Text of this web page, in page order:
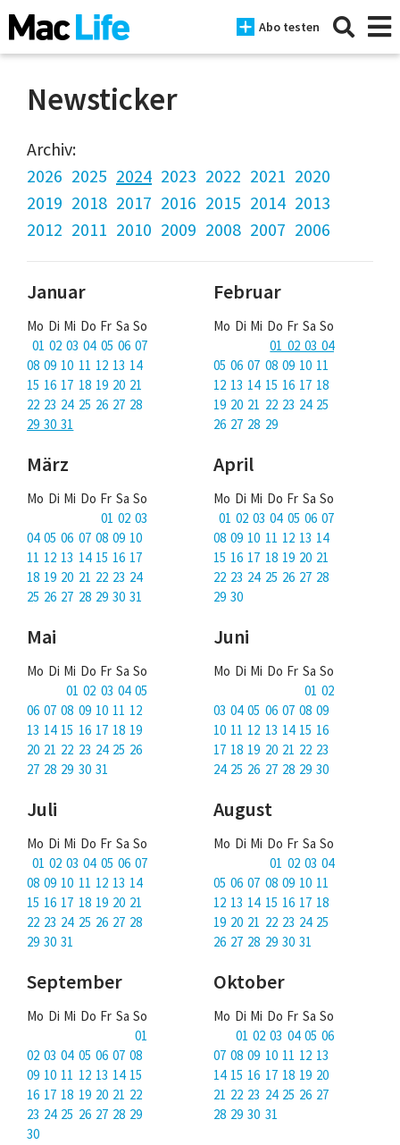
Abo testen
News
iPhone
Mac
Tests
Tipps
Magazine
Über uns
Mac Life+
Anmelden
Newsticker
Archiv:
2026 2025 2024 2023 2022 2021 2020
2019 2018 2017 2016 2015 2014 2013
2012 2011 2010 2009 2008 2007 2006
Januar
Mo Di Mi Do Fr Sa So
01 02 03 04 05 06 07
08 09 10 11 12 13 14
15 16 17 18 19 20 21
22 23 24 25 26 27 28
29 30 31
Februar
Mo Di Mi Do Fr Sa So
01 02 03 04
05 06 07 08 09 10 11
12 13 14 15 16 17 18
19 20 21 22 23 24 25
26 27 28 29
März
Mo Di Mi Do Fr Sa So
01 02 03
04 05 06 07 08 09 10
11 12 13 14 15 16 17
18 19 20 21 22 23 24
25 26 27 28 29 30 31
April
Mo Di Mi Do Fr Sa So
01 02 03 04 05 06 07
08 09 10 11 12 13 14
15 16 17 18 19 20 21
22 23 24 25 26 27 28
29 30
Mai
Mo Di Mi Do Fr Sa So
01 02 03 04 05
06 07 08 09 10 11 12
13 14 15 16 17 18 19
20 21 22 23 24 25 26
27 28 29 30 31
Juni
Mo Di Mi Do Fr Sa So
01 02
03 04 05 06 07 08 09
10 11 12 13 14 15 16
17 18 19 20 21 22 23
24 25 26 27 28 29 30
Juli
Mo Di Mi Do Fr Sa So
01 02 03 04 05 06 07
08 09 10 11 12 13 14
15 16 17 18 19 20 21
22 23 24 25 26 27 28
29 30 31
August
Mo Di Mi Do Fr Sa So
01 02 03 04
05 06 07 08 09 10 11
12 13 14 15 16 17 18
19 20 21 22 23 24 25
26 27 28 29 30 31
September
Mo Di Mi Do Fr Sa So
01
02 03 04 05 06 07 08
09 10 11 12 13 14 15
16 17 18 19 20 21 22
23 24 25 26 27 28 29
30
Oktober
Mo Di Mi Do Fr Sa So
01 02 03 04 05 06
07 08 09 10 11 12 13
14 15 16 17 18 19 20
21 22 23 24 25 26 27
28 29 30 31